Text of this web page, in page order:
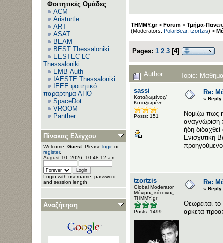
Φοιτητικές Ομάδες
ACM
Aristurtle
ART
ASAT
BEAM
BEST Thessaloniki
EESTEC LC
Thessaloniki
EΜΒ Auth
IAESTE Thessaloniki
IEEE φοιτητικό
παράρτημα ΑΠΘ
SpaceDot
VROOM
Panther
Πίνακας Ελέγχου
Welcome, Guest. Please login or
register.
August 10, 2026, 10:48:12 am
Login with username, password
and session length
Αναζήτηση
THMMY.gr> Forum > Τμήμα-
(Moderators: PolarBear, tzortzis) >
Pages: 1 2 3 [4]
Author Topic:
sassi
Καταξιωμένος/
Καταξιωμένη
Posts: 151
Re:
« Reply
Νομίζω πως
αναγνώριση
ήδη
Ενισχυτικη
tzortzis
Global Moderator
Μόνιμος κάτοικος
ΤΗΜΜΥ.gr
Posts: 1499
Re:
« Reply
Θεωρείται
αρκετα